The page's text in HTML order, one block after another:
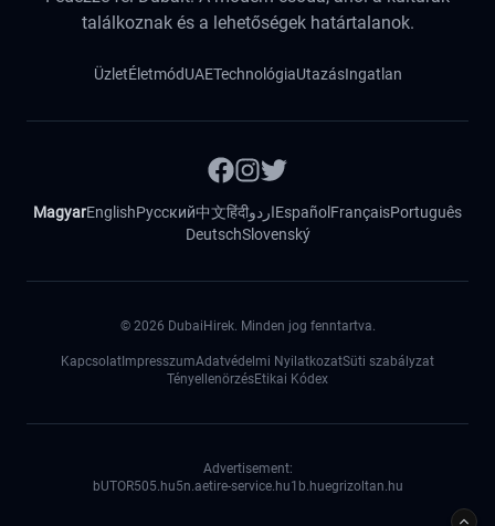
találkoznak és a lehetőségek határtalanok.
ÜzletÉletmódUAETechnológiaUtazásIngatlan
MagyarEnglishРусский中文हिंदीاردوEspañol FrançaisPortuguês
DeutschSlovenský
© 2026 DubaiHirek. Minden jog fenntartva.
Kapcsolat ImpresszumAdatvédelmi NyilatkozatSüti szabályzat
TényellenörzésEtikai Kódex
Advertisement:
bUTOR505.hu5n.aetire-service.hu1b.huegrizoltan.hu